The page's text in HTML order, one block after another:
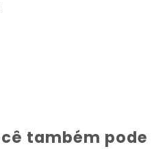
também pode